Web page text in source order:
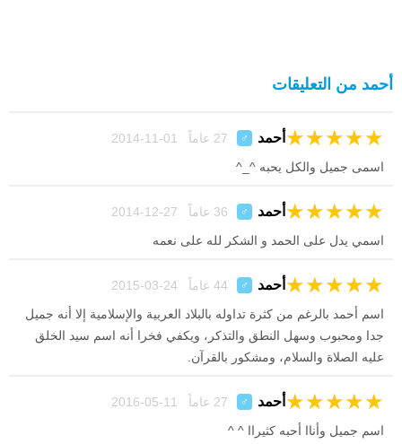
أحمد من التعليقات
أحمد ♂ ★
★
★
★
★
اسمى جميل والكل يحبه ^_^
أحمد ♂ ★
★
★
★
★
اسمي يدل على الحمد و الشكر لله على نعمه
أحمد ♂ ★
★
★
★
★
اسم أحمد بالرغم من كثرة تداوله بالبلاد العربية والإسلامية إلا أنه جميل
جدا ومحبوب وسهل النطق والتذكر، ويكفي فخرا أنه اسم سيد الخلق
عليه الصلاة والسلام، ومشكور بالقرآن.
أحمد ♂ ★
★
★
★
★
اسم جميل وأناا أحبه كثيراا ^ ^